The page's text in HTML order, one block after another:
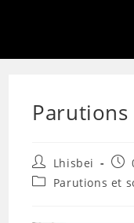
Lhisbei
Parutions et